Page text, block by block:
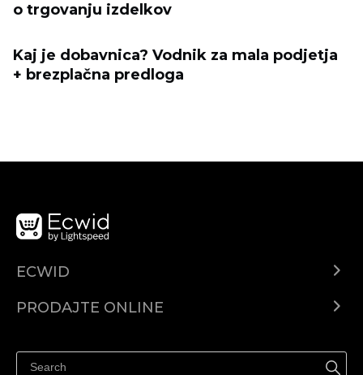
o trgovanju izdelkov
Kaj je dobavnica? Vodnik za mala podjetja
+ brezplačna predloga
ECWID
PRODAJTE ONLINE